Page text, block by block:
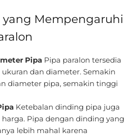
yang Mempengaruhi
Pipa Pipa paralon tersedia
dan diameter. Semakin
diameter pipa, semakin tinggi
Ketebalan dinding pipa juga
Pipa dengan dinding yang
lebih mahal karena